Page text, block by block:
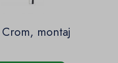
montaj